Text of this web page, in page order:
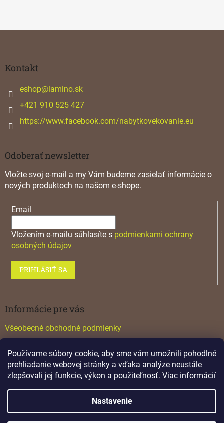
Používame súbory cookie, aby sme vám umožnili pohodlné
prehliadanie webovej stránky a vďaka analýze neustále
zlepšovali jej funkcie, výkon a použiteľnosť. Viac informácií
Nastavenie
Kontakt
eshop@ lamino.sk
+421 910 525 427
https://www.facebook.com/nabytkovekovanie.eu
Odoberať newsletter
Vložte svoj e-mail a my Vám budeme zasielať informácie o
nových produktoch na našom e-shope.
Email
Vložením e-mailu súhlasíte s podmienkami ochrany
osobných údajov
PRIHLÁSIŤ SA
Informácie pre vás
Všeobecné obchodné podmienky
Katalógy
Vytvoril Shoptet